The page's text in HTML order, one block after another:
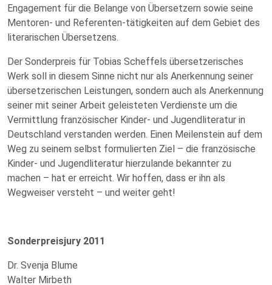
Engagement für die Belange von Übersetzern sowie seine
Mentoren- und Referenten-tätigkeiten auf dem Gebiet des
literarischen Übersetzens.
Der Sonderpreis für Tobias Scheffels übersetzerisches
Werk soll in diesem Sinne nicht nur als Anerkennung seiner
übersetzerischen Leistungen, sondern auch als Anerkennung
seiner mit seiner Arbeit geleisteten Verdienste um die
Vermittlung französischer Kinder- und Jugendliteratur in
Deutschland verstanden werden. Einen Meilenstein auf dem
Weg zu seinem selbst formulierten Ziel – die französische
Kinder- und Jugendliteratur hierzulande bekannter zu
machen – hat er erreicht. Wir hoffen, dass er ihn als
Wegweiser versteht – und weiter geht!
Sonderpreisjury 2011
Dr. Svenja Blume
Walter Mirbeth